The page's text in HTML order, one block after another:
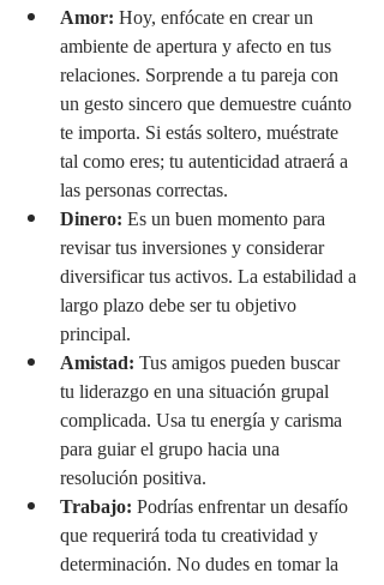
Amor: Hoy, enfócate en crear un
ambiente de apertura y afecto en tus
relaciones. Sorprende a tu pareja con
un gesto sincero que demuestre cuánto
te importa. Si estás soltero, muéstrate
tal como eres; tu autenticidad atraerá a
las personas correctas.
Dinero: Es un buen momento para
revisar tus inversiones y considerar
diversificar tus activos. La estabilidad a
largo plazo debe ser tu objetivo
principal.
Amistad: Tus amigos pueden buscar
tu liderazgo en una situación grupal
complicada. Usa tu energía y carisma
para guiar el grupo hacia una
resolución positiva.
Trabajo: Podrías enfrentar un desafío
que requerirá toda tu creatividad y
determinación. No dudes en tomar la